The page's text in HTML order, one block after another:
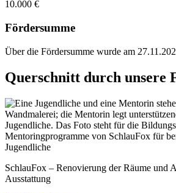
10.000 €
Fördersumme
Über die Fördersumme wurde am
Querschnitt durch unsere
SchlauFox – Renovierung der Räume und
Ausstattung